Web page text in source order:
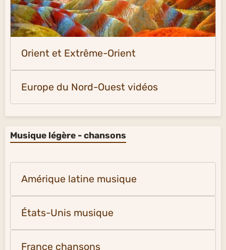
Orient et Extrême-Orient
Europe du Nord-Ouest vidéos
Musique légère - chansons